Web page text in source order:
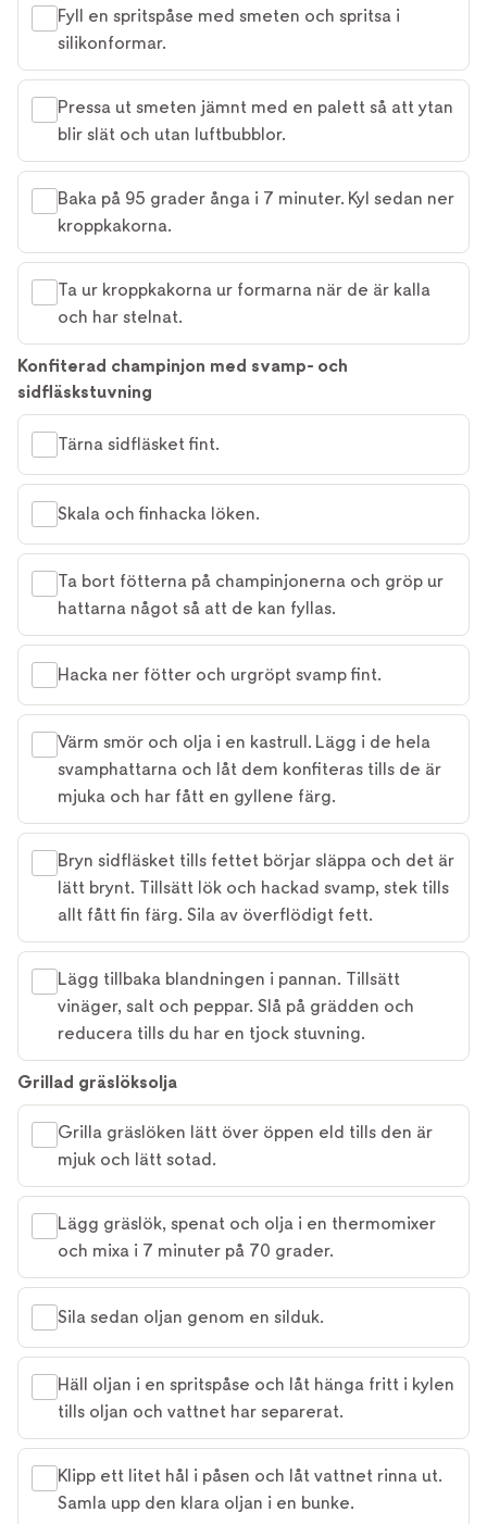
Fyll en spritspåse med smeten och spritsa i
silikonformar.
Pressa ut smeten jämnt med en palett så att ytan
blir slät och utan luftbubblor.
Baka på 95 grader ånga i 7 minuter. Kyl sedan ner
kroppkakorna.
Ta ur kroppkakorna ur formarna när de är kalla
och har stelnat.
Konfiterad champinjon med svamp- och
sidfläskstuvning
Tärna sidfläsket fint.
Skala och finhacka löken.
Ta bort fötterna på champinjonerna och gröp ur
hattarna något så att de kan fyllas.
Hacka ner fötter och urgröpt svamp fint.
Värm smör och olja i en kastrull. Lägg i de hela
svamphattarna och låt dem konfiteras tills de är
mjuka och har fått en gyllene färg.
Bryn sidfläsket tills fettet börjar släppa och det är
lätt brynt. Tillsätt lök och hackad svamp, stek tills
allt fått fin färg. Sila av överflödigt fett.
Lägg tillbaka blandningen i pannan. Tillsätt
vinäger, salt och peppar. Slå på grädden och
reducera tills du har en tjock stuvning.
Grillad gräslöksolja
Grilla gräslöken lätt över öppen eld tills den är
mjuk och lätt sotad.
Lägg gräslök, spenat och olja i en thermomixer
och mixa i 7 minuter på 70 grader.
Sila sedan oljan genom en silduk.
Häll oljan i en spritspåse och låt hänga fritt i kylen
tills oljan och vattnet har separerat.
Klipp ett litet hål i påsen och låt vattnet rinna ut.
Samla upp den klara oljan i en bunke.